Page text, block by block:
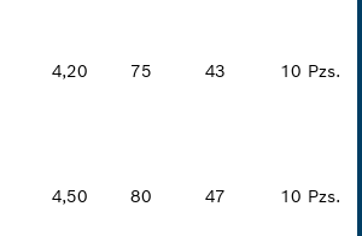
4,20 75 43 10 Pzs.
4,50 80 47 10 Pzs.